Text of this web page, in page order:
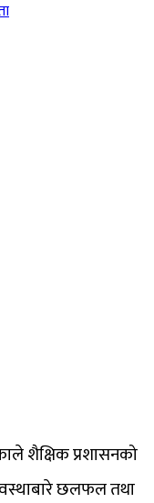
शैक्षिक प्रशासनको
छलफल तथा